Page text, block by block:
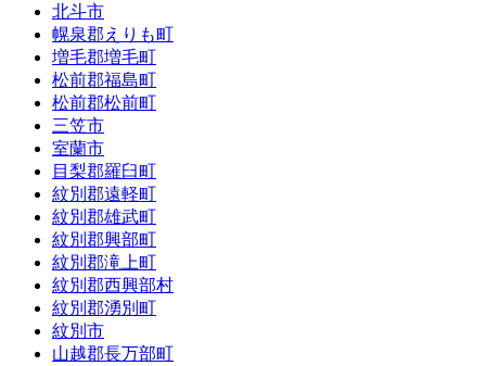
北斗市
幌泉郡えりも町
増毛郡増毛町
松前郡福島町
松前郡松前町
三笠市
室蘭市
目梨郡羅臼町
紋別郡遠軽町
紋別郡雄武町
紋別郡興部町
紋別郡滝上町
紋別郡西興部村
紋別郡湧別町
紋別市
山越郡長万部町